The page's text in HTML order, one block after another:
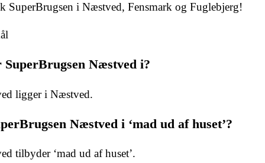
SuperBrugsen i Næstved, Fensmark og Fuglebjerg!
Næstved i?
ligger i Næstved.
Næstved i ‘mad ud af huset’?
tilbyder ‘mad ud af huset’.